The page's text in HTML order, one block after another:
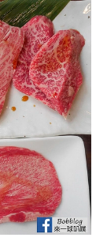
其餘餐點就相
譯有沙朗、腰